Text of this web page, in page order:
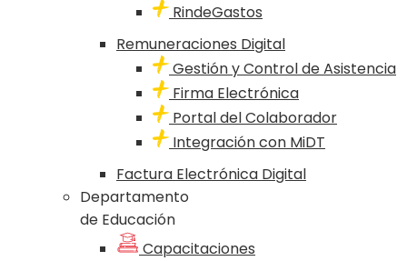
RindeGastos
Remuneraciones Digital
Gestión y Control de Asistencia
Firma Electrónica
Portal del Colaborador
Integración con MiDT
Factura Electrónica Digital
Departamento
de Educación
Capacitaciones